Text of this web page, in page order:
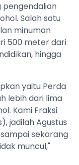
Salah satu
minuman
500 meter dari
hingga
yaitu Perda
lebih dari lima
Kami Fraksi
jadilah Agustus
sekarang
muncul,"